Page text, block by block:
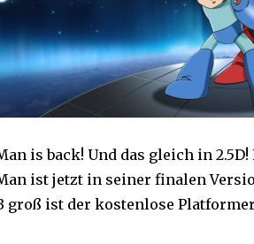
is back! Und das gleich in
ist jetzt in seiner finalen
groß ist der kostenlose